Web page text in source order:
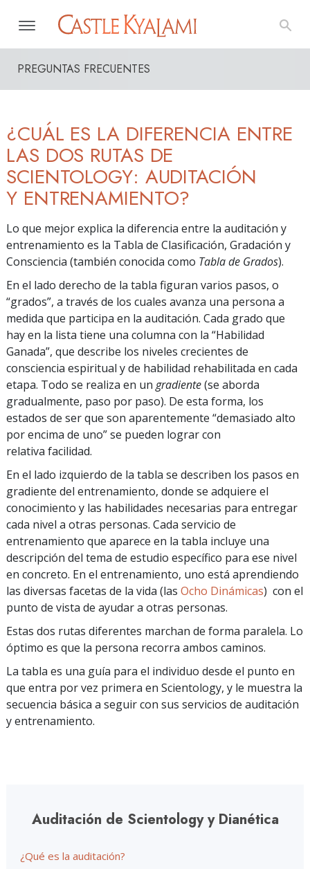
PREGUNTAS FRECUENTES
¿CUÁL ES LA DIFERENCIA ENTRE
LAS DOS RUTAS DE
SCIENTOLOGY: AUDITACIÓN
Y ENTRENAMIENTO?
Lo que mejor explica la diferencia entre la auditación y
entrenamiento es la Tabla de Clasificación, Gradación y
Consciencia (también conocida como Tabla de Grados).
En el lado derecho de la tabla figuran varios pasos, o
“grados”, a través de los cuales avanza una persona a
medida que participa en la auditación. Cada grado que
hay en la lista tiene una columna con la “Habilidad
Ganada”, que describe los niveles crecientes de
consciencia espiritual y de habilidad rehabilitada en cada
etapa. Todo se realiza en un gradiente(se aborda
gradualmente, paso por paso). De esta forma, los
estados de ser que son aparentemente “demasiado alto
por encima de uno” se pueden lograr con
relativa facilidad.
En el lado izquierdo de la tabla se describen los pasos en
gradiente del entrenamiento, donde se adquiere el
conocimiento y las habilidades necesarias para entregar
cada nivel a otras personas. Cada servicio de
entrenamiento que aparece en la tabla incluye una
descripción del tema de estudio específico para ese nivel
en concreto. En el entrenamiento, uno está aprendiendo
las diversas facetas de la vida (las Ocho Dinámicas) con el
punto de vista de ayudar a otras personas.
Estas dos rutas diferentes marchan de forma paralela. Lo
óptimo es que la persona recorra ambos caminos.
La tabla es una guía para el individuo desde el punto en
que entra por vez primera en Scientology, y le muestra la
secuencia básica a seguir con sus servicios de auditación
y entrenamiento.
Auditación de Scientology y Dianética
¿Qué es la auditación?